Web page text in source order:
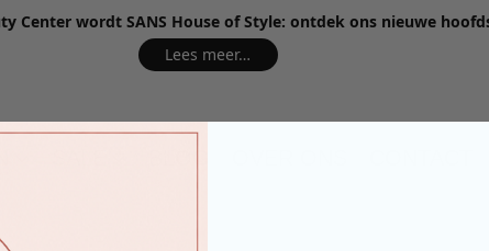
Center wordt SANS House of Style: ontdek ons nieuwe
Lees meer…